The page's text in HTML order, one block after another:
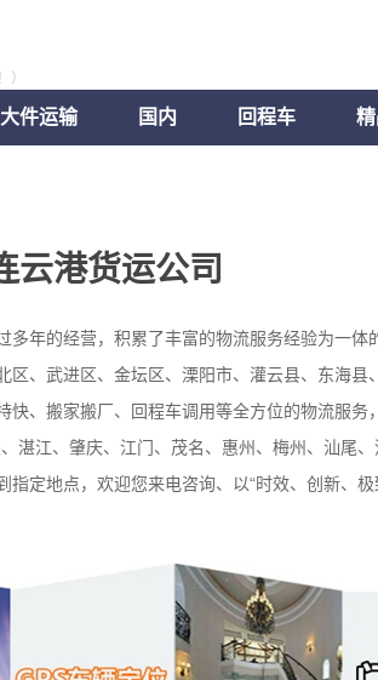
）
大件运输 国内 回程车
云港货运公司
年的经营，积累了丰富的物流服务经验为一体
、武进区、金坛区、溧阳市、灌云县、东海县
、搬家搬厂、回程车调用等全方位的物流服务
湛江、肇庆、江门、茂名、惠州、梅州、汕尾
定地点，欢迎您来电咨询、以“时效、创新、